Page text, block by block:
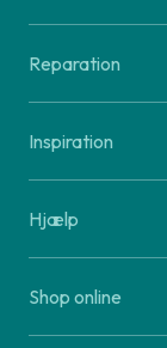
Reparation
Inspiration
Hjælp
Shop online